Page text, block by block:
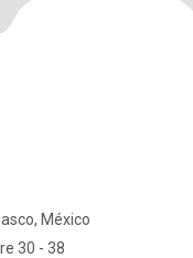
México
30 - 38